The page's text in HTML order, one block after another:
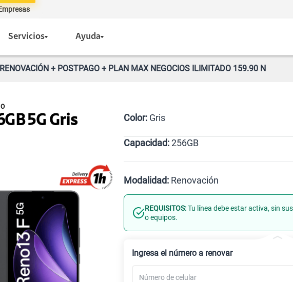
Servicios Ayuda
+ POSTPAGO + PLAN MAX NEGOCIOS ILIMITADO 159.90 N
5G Gris Color: Gris
Capacidad:256GB
Modalidad: Renovación
Línea Nueva Portabilidad
REQUISITOS:Tu línea debe estar activa, sin
o equipos.
Ingresa el número a renovar